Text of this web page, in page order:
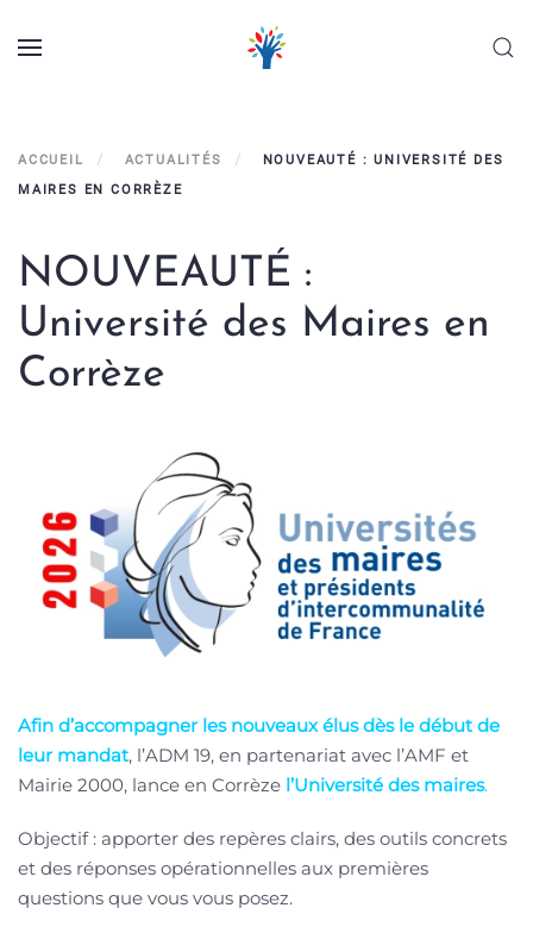
ACCUEIL ACTUALITÉS
NOUVEAUTÉ : UNIVERSITÉ DES
MAIRES EN CORRÈZE
NOUVEAUTÉ :
Université des Maires en
Corrèze
Afin d’accompagner les nouveaux élus dès le début de
leur mandat, l’ADM 19, en partenariat avec l’AMF et
Mairie 2000, lance en Corrèze l’Université des maires.
Objectif : apporter des repères clairs, des outils concrets
et des réponses opérationnelles aux premières
questions que vous vous posez.